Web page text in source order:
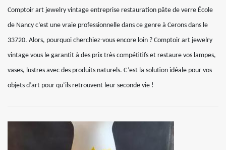
Comptoir art jewelry vintage entreprise restauration pâte de verre École
de Nancy c’est une vraie professionnelle dans ce genre à Cerons dans le
33720. Alors, pourquoi cherchiez-vous encore loin ? Comptoir art jewelry
vintage vous le garantit à des prix très compétitifs et restaure vos lampes,
vases, lustres avec des produits naturels. C’est la solution idéale pour vos
objets d’art pour qu’ils retrouvent leur seconde vie !